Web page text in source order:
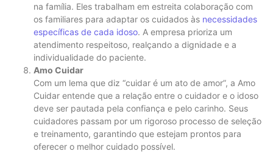
na família. Eles trabalham em estreita colaboração com
os familiares para adaptar os cuidados às necessidades
específicas de cada idoso. A empresa prioriza um
atendimento respeitoso, realçando a dignidade e a
individualidade do paciente.
Amo Cuidar
Com um lema que diz “cuidar é um ato de amor”, a Amo
Cuidar entende que a relação entre o cuidador e o idoso
deve ser pautada pela confiança e pelo carinho. Seus
cuidadores passam por um rigoroso processo de seleção
e treinamento, garantindo que estejam prontos para
oferecer o melhor cuidado possível.